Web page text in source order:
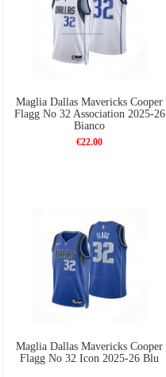
Maglia Dallas Mavericks Cooper
Flagg No 32 Association 2025-26
Bianco
€22.00
Maglia Dallas Mavericks Cooper
Flagg No 32 Icon 2025-26 Blu